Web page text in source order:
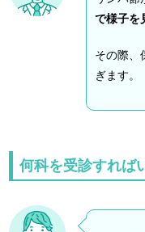
で様子を
その際、
ぎます。
何科を受診すれば